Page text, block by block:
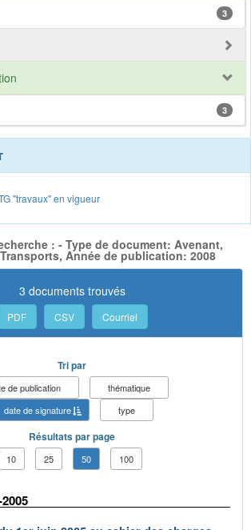
3
3
"travaux" en vigueur
: - Type de document: Avenant,
Année de publication: 2008
3 documents trouvés
PDF CSV Courriel
Tri par
de publication
thématique
date de signature
type
Résultats par page
10 25 50 100